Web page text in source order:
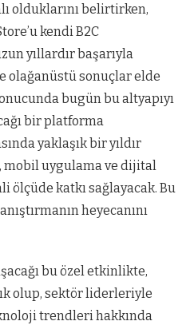
olduklarını belirtirken,
kendi B2C
yıllardır başarıyla
olağanüstü sonuçlar elde
bugün bu altyapıyı
bir platforma
yaklaşık bir yıldır
mobil uygulama ve dijital
ölçüde katkı sağlayacak. Bu
heyecanını
bu özel etkinlikte,
olup, sektör liderleriyle
trendleri hakkında